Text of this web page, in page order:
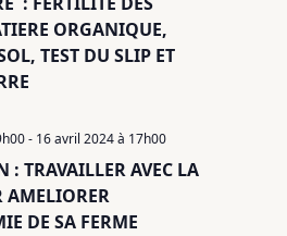
ORGANIQUE,
TEST DU SLIP ET
: TRAVAILLER AVEC LA
AMELIORER
DE SA FERME
- 16 avril 2024 à 17h00